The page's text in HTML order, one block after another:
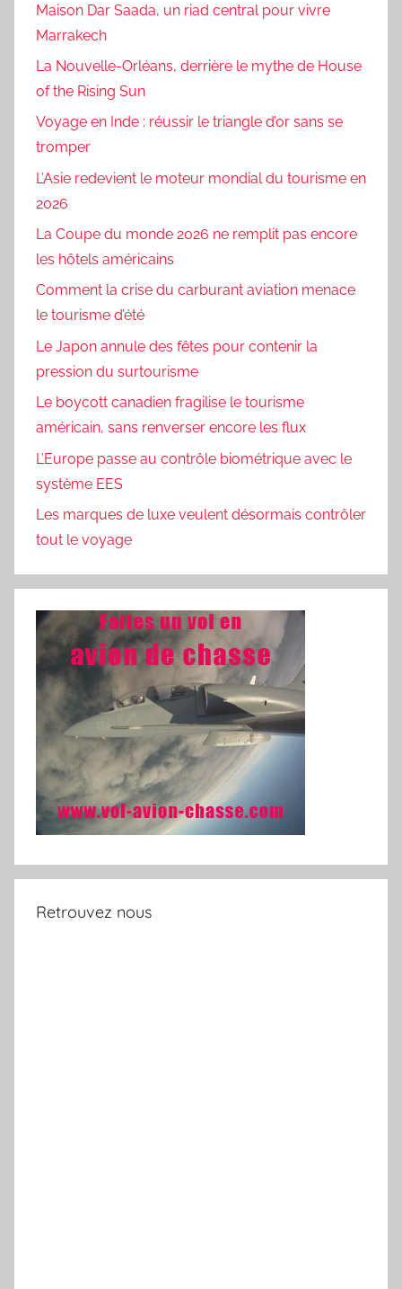
Maison Dar Saada, un riad central pour vivre
Marrakech
La Nouvelle-Orléans, derrière le mythe de House
of the Rising Sun
Voyage en Inde : réussir le triangle d’or sans se
tromper
L’Asie redevient le moteur mondial du tourisme en
2026
La Coupe du monde 2026 ne remplit pas encore
les hôtels américains
Comment la crise du carburant aviation menace
le tourisme d’été
Le Japon annule des fêtes pour contenir la
pression du surtourisme
Le boycott canadien fragilise le tourisme
américain, sans renverser encore les flux
L’Europe passe au contrôle biométrique avec le
système EES
Les marques de luxe veulent désormais contrôler
tout le voyage
Retrouvez nous